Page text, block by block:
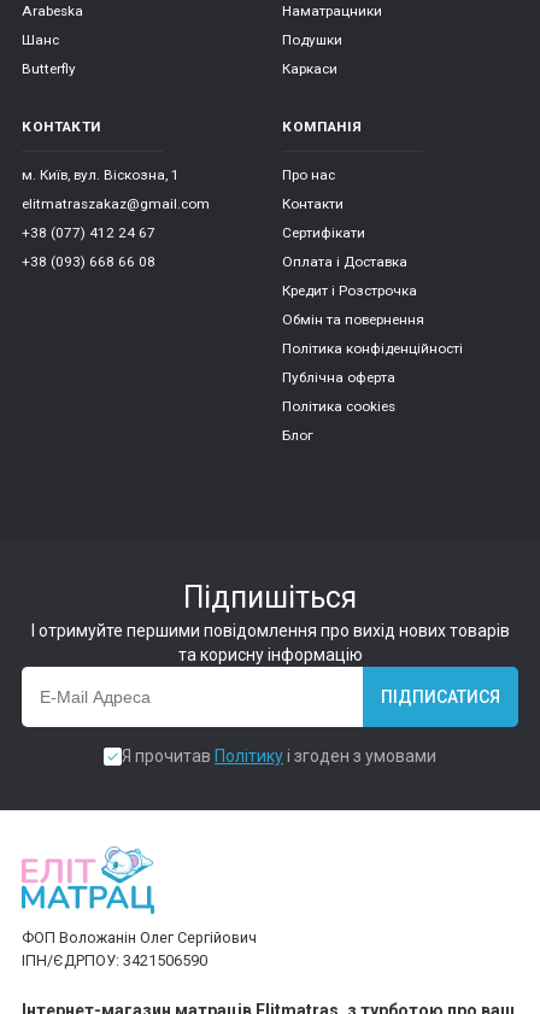
Arabeska
Шанс
Butterfly
Наматрацники
Подушки
Каркаси
КОНТАКТИ
м. Київ, вул. Віскозна, 1
elitmatraszakaz@gmail.com
+38 (077) 412 24 67
+38 (093) 668 66 08
КОМПАНІЯ
Про нас
Контакти
Сертифікати
Оплата і Доставка
Кредит і Розстрочка
Обмін та повернення
Політика конфіденційності
Публічна оферта
Політика cookies
Блог
Підпишіться
І отримуйте першими повідомлення про вихід нових товарів
та корисну інформацію
ПІДПИСАТИСЯ
Я прочитав Політикуі згоден з умовами
ФОП Воложанін Олег Сергійович
ІПН/ЄДРПОУ: 3421506590